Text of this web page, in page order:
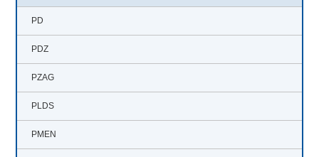
PD
PDZ
PZAG
PLDS
PMEN